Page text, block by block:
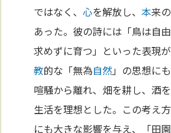
ではなく、心を解放し、本来
あった。彼の詩には「鳥は自
求めずに育つ」といった表現
教的な「無為自然」の思想に
喧騒から離れ、畑を耕し、酒
生活を理想とした。この考え
にも大きな影響を与え、「田